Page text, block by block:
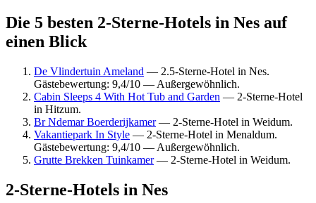
Die 5 besten 2-Sterne-Hotels in Nes auf
einen Blick
De Vlindertuin Ameland — 2.5-Sterne-Hotel in Nes.
Gästebewertung: 9,4/10 — Außergewöhnlich.
Cabin Sleeps 4 With Hot Tub and Garden — 2-Sterne-Hotel
in Hitzum.
Br Ndemar Boerderijkamer— 2-Sterne-Hotel in Weidum.
Vakantiepark In Style — 2-Sterne-Hotel in Menaldum.
Gästebewertung: 9,4/10 — Außergewöhnlich.
Grutte Brekken Tuinkamer— 2-Sterne-Hotel in Weidum.
2-Sterne-Hotels in Nes